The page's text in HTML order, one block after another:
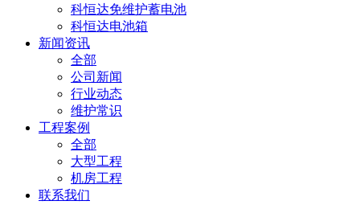
科恒达免维护蓄电池
科恒达电池箱
新闻资讯
全部
公司新闻
行业动态
维护常识
工程案例
全部
大型工程
机房工程
联系我们